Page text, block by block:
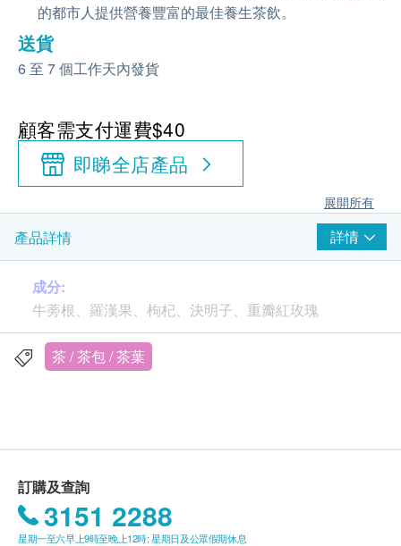
的都市人提供營養豐富的最佳養生茶飲。
送貨
6 至 7 個工作天內發貨
顧客需支付運費$40
即睇全店產品
展開所有
產品詳情 詳情
成分:
牛蒡根、羅漢果、枸杞、決明子、重瓣紅玫瑰
沖調方法:
茶 / 茶包 / 茶葉
訂購及查詢
3151 2288
星期一至六早上9時至晚上12時; 星期日及公眾假期休息